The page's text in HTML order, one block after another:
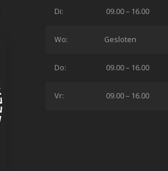
Di: 09.00 – 16.00
Wo: Gesloten
Do: 09.00 – 16.00
Vr: 09.00 – 16.00